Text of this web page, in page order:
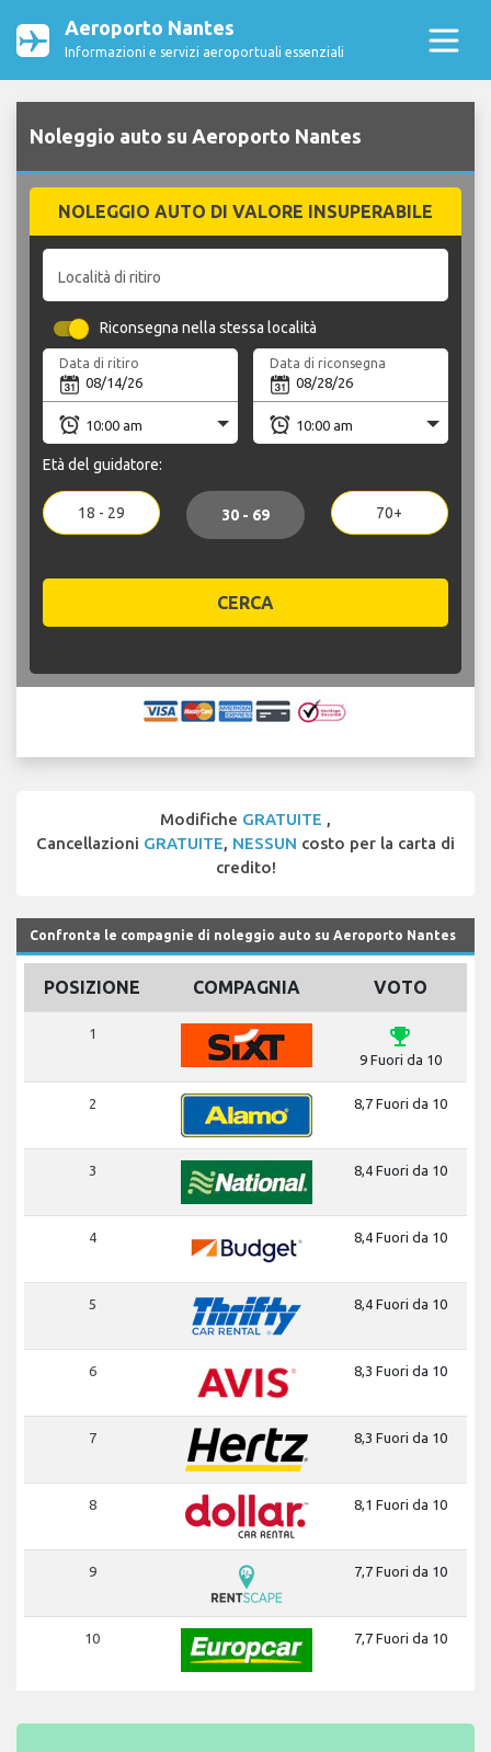
Aeroporto Nantes
Informazioni e servizi aeroportuali essenziali
Noleggio auto su Aeroporto Nantes
NOLEGGIO AUTO DI VALORE INSUPERABILE
Località di ritiro
Riconsegna nella stessa località
Data di ritiro Data di riconsegna
Età del guidatore:
18 - 29 30 - 69 70+
CERCA
Modifiche GRATUITE ,
Cancellazioni GRATUITE, NESSUN costo per la carta di
credito!
Confronta le compagnie di noleggio auto su Aeroporto Nantes
POSIZIONE COMPAGNIA VOTO
1 emoji_events
9 Fuori da 10
2 8,7 Fuori da 10
3 8,4 Fuori da 10
4 8,4 Fuori da 10
5 8,4 Fuori da 10
6 8,3 Fuori da 10
7 8,3 Fuori da 10
8 8,1 Fuori da 10
9 7,7 Fuori da 10
10 7,7 Fuori da 10